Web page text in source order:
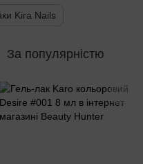
Kira Nails
За популярністю